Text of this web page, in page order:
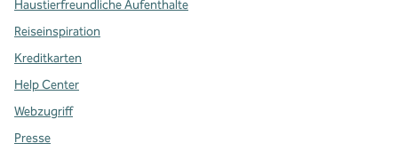
Haustierfreundliche Aufenthalte
Reiseinspiration
Kreditkarten
Help Center
Webzugriff
Presse